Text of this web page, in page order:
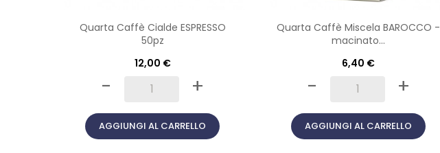
Quarta Caffè Cialde ESPRESSO
50pz
12,00 €
- +
AGGIUNGI AL CARRELLO
Quarta Caffè Miscela BAROCCO -
macinato...
6,40 €
- +
AGGIUNGI AL CARRELLO